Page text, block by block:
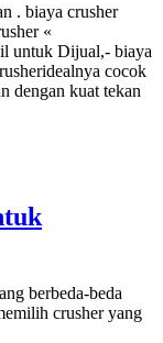
. biaya crusher
«
untuk Dijual,- biaya
cocok
dengan kuat tekan
berbeda-beda
crusher yang